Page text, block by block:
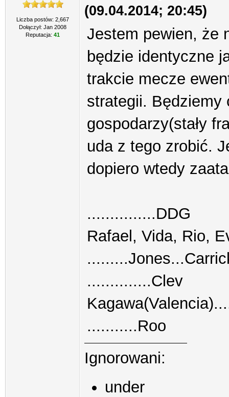
Liczba postów: 2,667
Dołączył: Jan 2008
Reputacja: 41
(09.04.2014; 20:45)
Jestem pewien, że
będzie identyczne
trakcie mecze
strategii. Będziemy
gospodarzy(stały
uda z tego zrobić.
dopiero wtedy
...............DDG
Rafael, Vida, Rio,
..............Clev
...........Roo
Ignorowani:
under